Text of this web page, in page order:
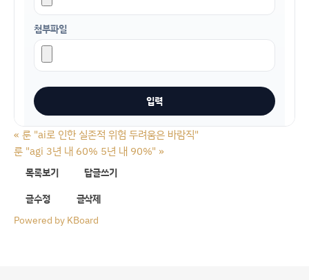
첨부파일
« 룬 "ai로 인한 실존적 위험 두려움은 바람직"
룬 "agi 3년 내 60% 5년 내 90%" »
목록보기
답글쓰기
글수정
글삭제
Powered by KBoard